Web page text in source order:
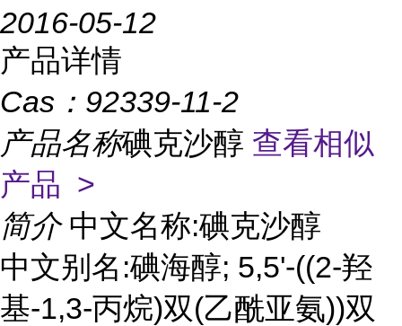
2016-05-12
产品详情
Cas： 92339-11-2
产品名称碘克沙醇 查看相似
产品 >
简介 中文名称:碘克沙醇
中文别名:碘海醇; 5,5'-((2-羟
基-1,3-丙烷)双(乙酰亚氨))双